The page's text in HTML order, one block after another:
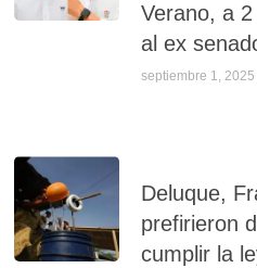
Verano, a
al ex
septiembre 1, 2025
Deluque,
prefirieron
cumplir la